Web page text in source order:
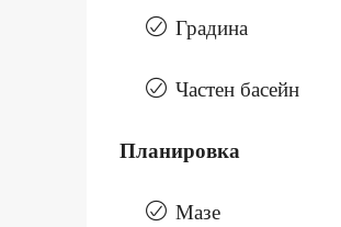
Градина
Частен басейн
Планировка
Мазе